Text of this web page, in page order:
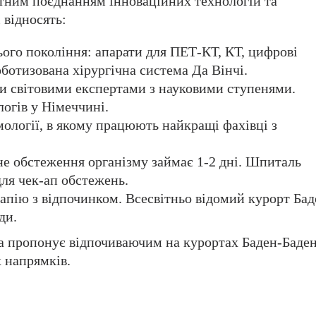
покоління: апарати для ПЕТ-КТ, КТ, цифрові
хірургічна система Да Вінчі.
світовими експертами з науковими ступенями.
у Німеччині.
в якому працюють найкращі фахівці з
обстеження організму займає 1-2 дні. Шпиталь
чек-ап обстежень.
з відпочинком. Всесвітньо відомий курорт
пропонує відпочиваючим на курортах Баден-
напрямків.